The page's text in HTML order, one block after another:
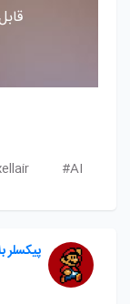
AI#
پیکسلر